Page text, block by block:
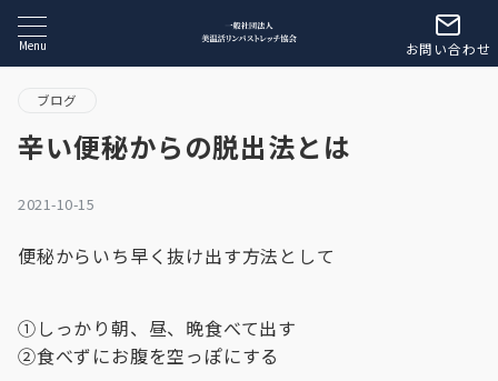
Menu お問い合わせ
ブログ
辛い便秘からの脱出法とは
2021-10-15
便秘からいち早く抜け出す方法として
①しっかり朝、昼、晩食べて出す
②食べずにお腹を空っぽにする